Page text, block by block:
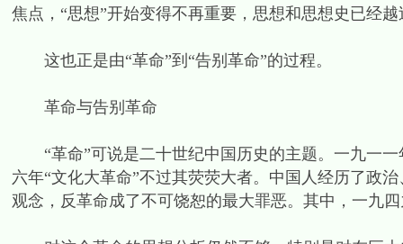
焦点，“思想”开始变得不再重要，思想和思想史已经
这也正是由“革命”到“告别革命”的过程。
革命与告别革命
“革命”可说是二十世纪中国历史的主题。一九一一
六年“文化大革命”不过其荧荧大者。中国人经历了政
观念，反革命成了不可饶恕的最大罪恶。其中，一九